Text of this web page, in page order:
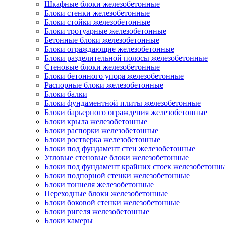
Шкафные блоки железобетонные
Блоки стенки железобетонные
Блоки стойки железобетонные
Блоки тротуарные железобетонные
Бетонные блоки железобетонные
Блоки ограждающие железобетонные
Блоки разделительной полосы железобетонные
Стеновые блоки железобетонные
Блоки бетонного упора железобетонные
Распорные блоки железобетонные
Блоки балки
Блоки фундаментной плиты железобетонные
Блоки барьерного ограждения железобетонные
Блоки крыла железобетонные
Блоки распорки железобетонные
Блоки ростверка железобетонные
Блоки под фундамент стен железобетонные
Угловые стеновые блоки железобетонные
Блоки под фундамент крайних стоек
Блоки подпорной стенки железобетонные
Блоки тоннеля железобетонные
Переходные блоки железобетонные
Блоки боковой стенки железобетонные
Блоки ригеля железобетонные
Блоки камеры